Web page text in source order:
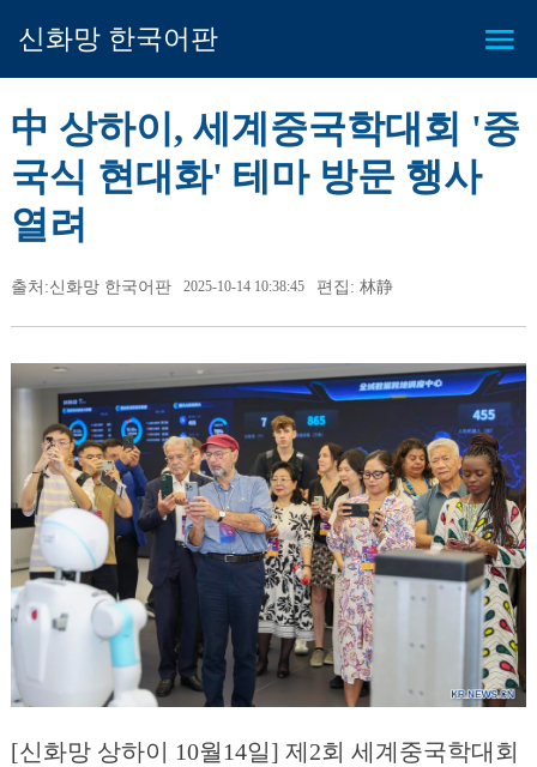
신화망 한국어판
中 상하이, 세계중국학대회 '중
국식 현대화' 테마 방문 행사
열려
출처:신화망 한국어판 2025-10-14 10:38:45 편집: 林静
[신화망 상하이 10월14일] 제2회 세계중국학대회